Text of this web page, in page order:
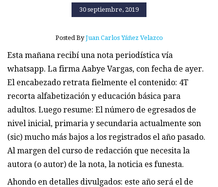
30 septiembre, 2019
Posted ByJuan Carlos Yáñez Velazco
Esta mañana recibí una nota periodística vía
whatsapp. La firma Aabye Vargas, con fecha de ayer.
El encabezado retrata fielmente el contenido: 4T
recorta alfabetización y educación básica para
adultos. Luego resume: El número de egresados de
nivel inicial, primaria y secundaria actualmente son
(sic) mucho más bajos a los registrados el año pasado.
Al margen del curso de redacción que necesita la
autora (o autor) de la nota, la noticia es funesta.
Ahondo en detalles divulgados: este año será el de